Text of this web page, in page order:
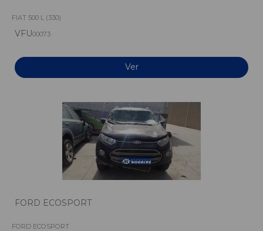
FIAT 500 L (330)
VFU00073
Ver
FORD ECOSPORT
FORD ECOSPORT